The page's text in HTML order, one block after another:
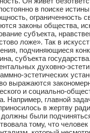
в поиске
ограниченность
законы общества,
субъекта,
ложе». Так в
подчиняющиеся
субъекта
духовно-
эстетических
выражаются
и социально-
Например, главной
в жертву
должны были
тому, что